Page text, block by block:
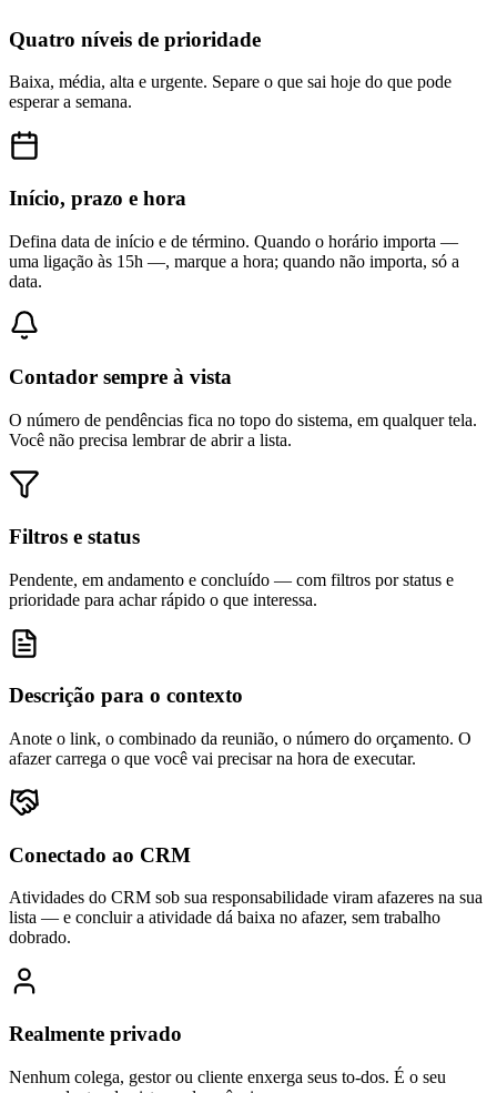
Quatro níveis de prioridade
Baixa, média, alta e urgente. Separe o que sai hoje do que pode
esperar a semana.
Início, prazo e hora
Defina data de início e de término. Quando o horário importa —
uma ligação às 15h —, marque a hora; quando não importa, só a
data.
Contador sempre à vista
O número de pendências fica no topo do sistema, em qualquer tela.
Você não precisa lembrar de abrir a lista.
Filtros e status
Pendente, em andamento e concluído — com filtros por status e
prioridade para achar rápido o que interessa.
Descrição para o contexto
Anote o link, o combinado da reunião, o número do orçamento. O
afazer carrega o que você vai precisar na hora de executar.
Conectado ao CRM
Atividades do CRM sob sua responsabilidade viram afazeres na sua
lista — e concluir a atividade dá baixa no afazer, sem trabalho
dobrado.
Realmente privado
Nenhum colega, gestor ou cliente enxerga seus to-dos. É o seu